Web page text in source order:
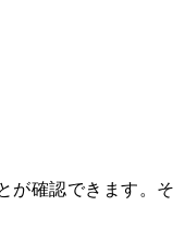
が確認できます。そ